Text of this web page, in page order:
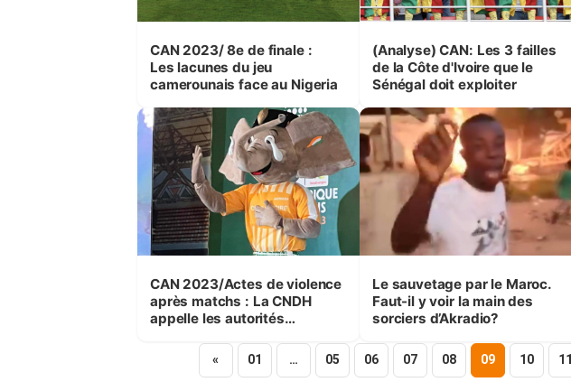
CAN 2023/ 8e de finale :
Les lacunes du jeu
camerounais face au Nigeria
(Analyse) CAN: Les 3 failles
de la Côte d'Ivoire que le
Sénégal doit exploiter
CAN 2023/Actes de violence
après matchs : La CNDH
appelle les autorités
Le sauvetage par le Maroc.
Faut-il y voir la main des
sorciers d’Akradio?
« 01 … 05 06 07 08 09 10 11